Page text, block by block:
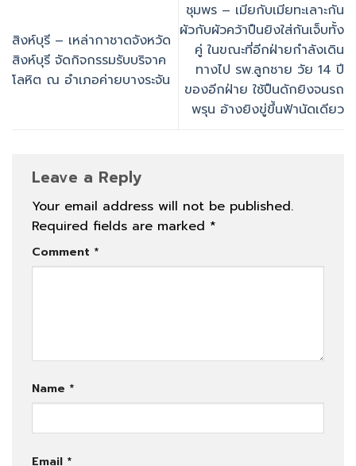
สิงห์บุรี – เหล่ากาชาดจังหวัด
สิงห์บุรี จัดกิจกรรมรับบริจาค
โลหิต ณ อำเภอค่ายบางระจัน
ชุมพร – เมียกับเมียทะเลาะกัน
ผัวกับผัวคว้าปืนยิงใส่กันเจ็บทั้ง
คู่ ในขณะที่อีกฝ่ายกำลังเดิน
ทางไป รพ.ลูกชาย วัย 14 ปี
ของอีกฝ่าย ใช้ปืนดักยิงจนรถ
พรุน อ้างยิงขู่ขึ้นฟ้านัดเดียว
Leave a Reply
Your email address will not be published.
Required fields are marked *
Comment *
Name *
Email *